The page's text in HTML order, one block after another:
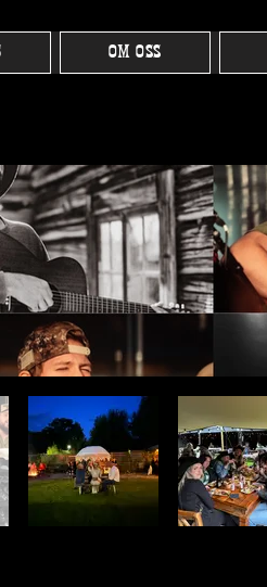
OM OSS